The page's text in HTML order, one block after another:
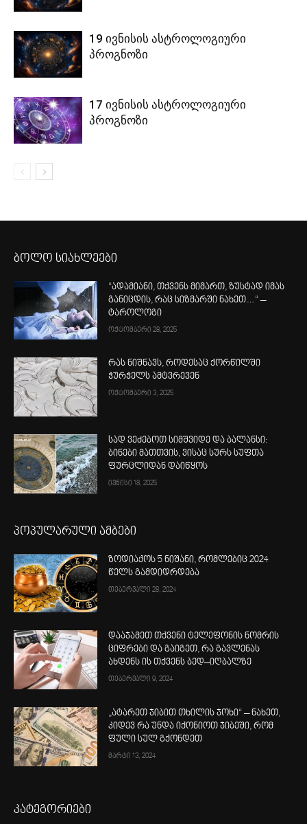
19 ივნისის ასტროლოგიური
პროგნოზი
17 ივნისის ასტროლოგიური
პროგნოზი
ბოლო სიახლეები
“ადამიანი, თქვენს მიმართ, ზუსტად იმას
განიცდის, რაც სიზმარში ნახეთ…“ –
ტაროლოგი
ოქტომბერი 28, 2025
რას ნიშნავს, როდესაც ქორწილში
ჭურჭელს ამტვრევენ
ოქტომბერი 3, 2025
სად ვეძებოთ სიმშვიდე და ბალანსი:
ბინები მათთვის, ვისაც სურს სუფთა
ფურცლიდან დაიწყოს
ივნისი 18, 2025
პოპულარული ამბები
ზოდიაქოს 5 ნიშანი, რომლებიც 2024
წელს გამდიდრდება
თებერვალი 28, 2024
დააჯამეთ თქვენი ტელეფონის ნომრის
ციფრები და გაიგეთ, რა გავლენას
ახდენს ის თქვენს ბედ–იღბალზე
თებერვალი 9, 2024
„ატარეთ ჯიბით თხილის ჯოხი“ – ნახეთ,
კიდევ რა უნდა იქონიოთ ჯიბეში, რომ
ფული სულ გქონდეთ
მარტი 13, 2024
კატეგორიები